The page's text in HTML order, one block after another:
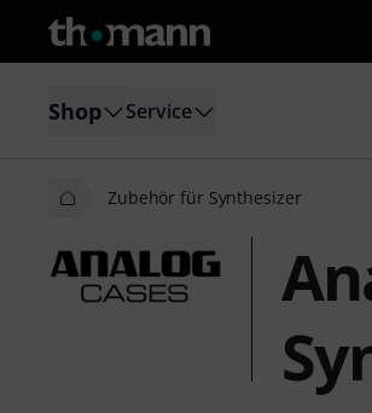
Shop Service
Zubehör für Synthesizer